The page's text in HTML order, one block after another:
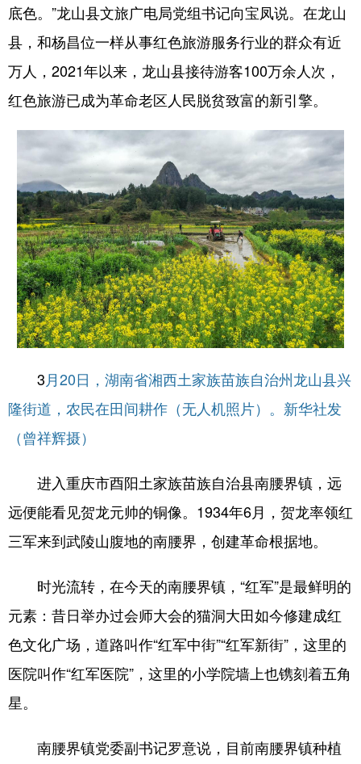
多语种频道
English Español Français عربى
Русский язык 日本語 한국어
Deutsch Português
底色。”龙山县文旅广电局党组书记向宝凤说。在龙山
县，和杨昌位一样从事红色旅游服务行业的群众有近
万人，2021年以来，龙山县接待游客100万余人次，
红色旅游已成为革命老区人民脱贫致富的新引擎。
3月20日，湖南省湘西土家族苗族自治州龙山县兴
隆街道，农民在田间耕作（无人机照片）。新华社发
（曾祥辉摄）
进入重庆市酉阳土家族苗族自治县南腰界镇，远
远便能看见贺龙元帅的铜像。1934年6月，贺龙率领红
三军来到武陵山腹地的南腰界，创建革命根据地。
时光流转，在今天的南腰界镇，“红军”是最鲜明的
元素：昔日举办过会师大会的猫洞大田如今修建成红
色文化广场，道路叫作“红军中街”“红军新街”，这里的
医院叫作“红军医院”，这里的小学院墙上也镌刻着五角
星。
南腰界镇党委副书记罗意说，目前南腰界镇种植